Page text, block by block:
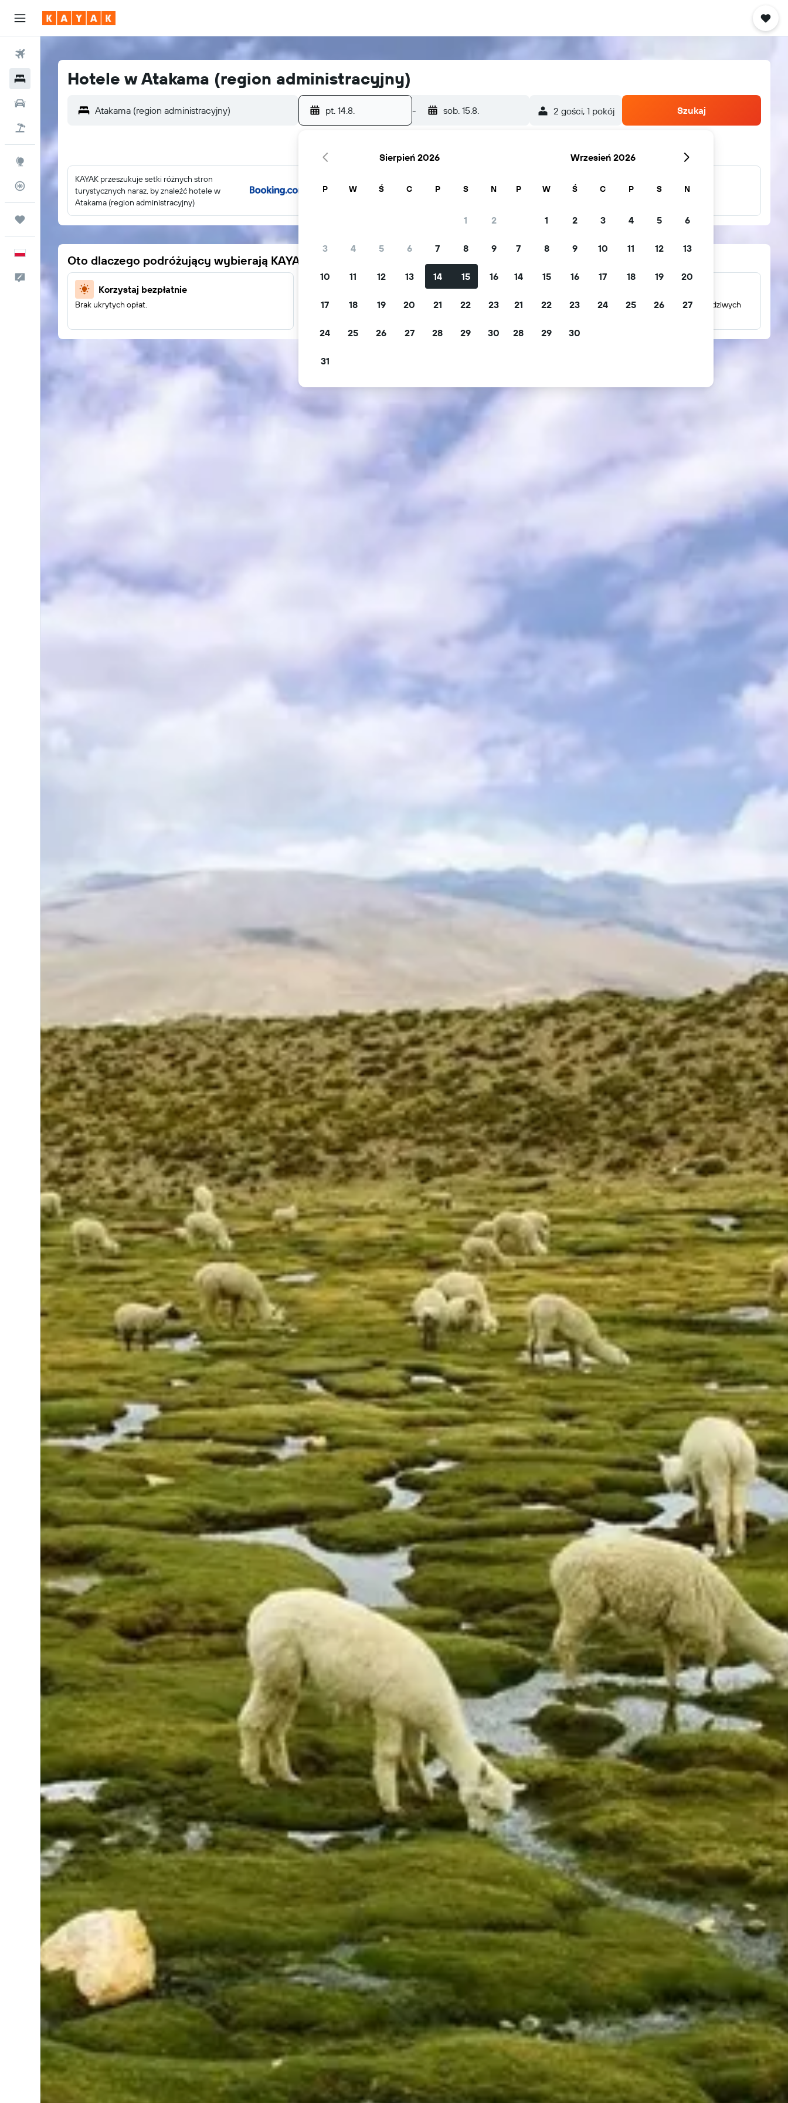
Explore
Status lotu
Kontakt
Hotele w Atakama (region administracyjny)
pt. 14.8. - sob. 15.8. 2 gości, 1 pokój Szukaj
KAYAK przeszukuje setki różnych stron
turystycznych naraz, by znaleźć hotele w
Atakama (region administracyjny)
...i wiele innych
Oto dlaczego podróżujący wybierają KAYAK
Korzystaj bezpłatnie
Brak ukrytych opłat.
Filtruj oferty np. z bezpłatną anulacją lub ze śniadaniem w
Sprawdź oceny oparte na milionach opinii prawdziwych
Sierpień 2026
P W Ś C P S N
1 2
3 4 5 6 7 8 9
10 11 12 13 14 15 16
17 18 19 20 21 22 23
24 25 26 27 28 29 30
31
Wrzesień 2026
P W Ś C P S N
1 2 3 4 5 6
7 8 9 10 11 12 13
14 15 16 17 18 19 20
21 22 23 24 25 26 27
28 29 30